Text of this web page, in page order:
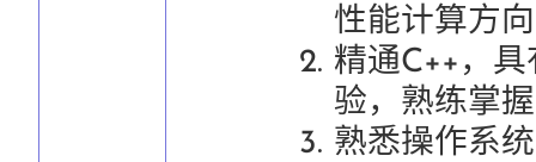
性能计算方
精通C++，
验，熟练掌
熟悉操作系